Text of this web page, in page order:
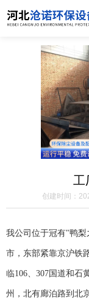
工
创建时间：
我公司 位于冠有"鸭梨
市，东部紧靠京沪铁
临106、307国道和石
州，北有廊泊路到北